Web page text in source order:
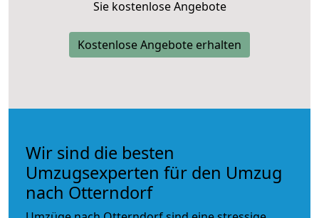
Sie kostenlose Angebote
Kostenlose Angebote erhalten
Wir sind die besten
Umzugsexperten für den Umzug
nach Otterndorf